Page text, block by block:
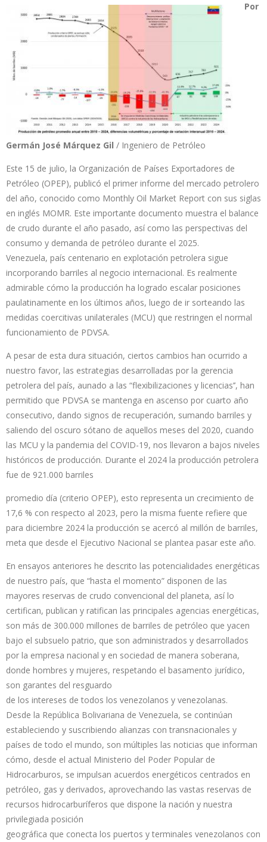
Por
Germán José Márquez Gil / Ingeniero de Petróleo
Este 15 de julio, la Organización de Países Exportadores de
Petróleo (OPEP), publicó el primer informe del mercado petrolero
del año, conocido como Monthly Oil Market Report con sus siglas
en inglés MOMR. Este importante documento muestra el balance
de crudo durante el año pasado, así como las perspectivas del
consumo y demanda de petróleo durante el 2025.
Venezuela, país centenario en explotación petrolera sigue
incorporando barriles al negocio internacional. Es realmente
admirable cómo la producción ha logrado escalar posiciones
paulatinamente en los últimos años, luego de ir sorteando las
medidas coercitivas unilaterales (MCU) que restringen el normal
funcionamiento de PDVSA.
A pesar de esta dura situación, ciertos cambios han ocurrido a
nuestro favor, las estrategias desarrolladas por la gerencia
petrolera del país, aunado a las “flexibilizaciones y licencias’’, han
permitido que PDVSA se mantenga en ascenso por cuarto año
consecutivo, dando signos de recuperación, sumando barriles y
saliendo del oscuro sótano de aquellos meses del 2020, cuando
las MCU y la pandemia del COVID-19, nos llevaron a bajos niveles
históricos de producción. Durante el 2024 la producción petrolera
fue de 921.000 barriles
promedio día (criterio OPEP), esto representa un crecimiento de
17,6 % con respecto al 2023, pero la misma fuente refiere que
para diciembre 2024 la producción se acercó al millón de barriles,
meta que desde el Ejecutivo Nacional se plantea pasar este año.
En ensayos anteriores he descrito las potencialidades energéticas
de nuestro país, que “hasta el momento” disponen de las
mayores reservas de crudo convencional del planeta, así lo
certifican, publican y ratifican las principales agencias energéticas,
son más de 300.000 millones de barriles de petróleo que yacen
bajo el subsuelo patrio, que son administrados y desarrollados
por la empresa nacional y en sociedad de manera soberana,
donde hombres y mujeres, respetando el basamento jurídico,
son garantes del resguardo
de los intereses de todos los venezolanos y venezolanas.
Desde la República Bolivariana de Venezuela, se continúan
estableciendo y suscribiendo alianzas con transnacionales y
países de todo el mundo, son múltiples las noticias que informan
cómo, desde el actual Ministerio del Poder Popular de
Hidrocarburos, se impulsan acuerdos energéticos centrados en
petróleo, gas y derivados, aprovechando las vastas reservas de
recursos hidrocarburíferos que dispone la nación y nuestra
privilegiada posición
geográfica que conecta los puertos y terminales venezolanos con